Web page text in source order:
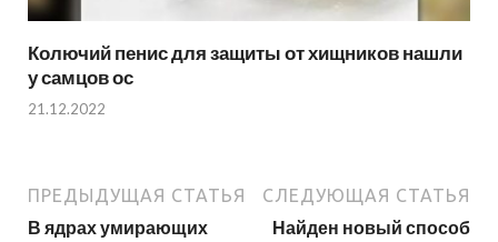
Колючий пенис для защиты от хищников нашли
у самцов ос
21.12.2022
ПРЕДЫДУЩАЯ СТАТЬЯ
В ядрах умирающих
СЛЕДУЮЩАЯ СТАТЬЯ
Найден новый способ